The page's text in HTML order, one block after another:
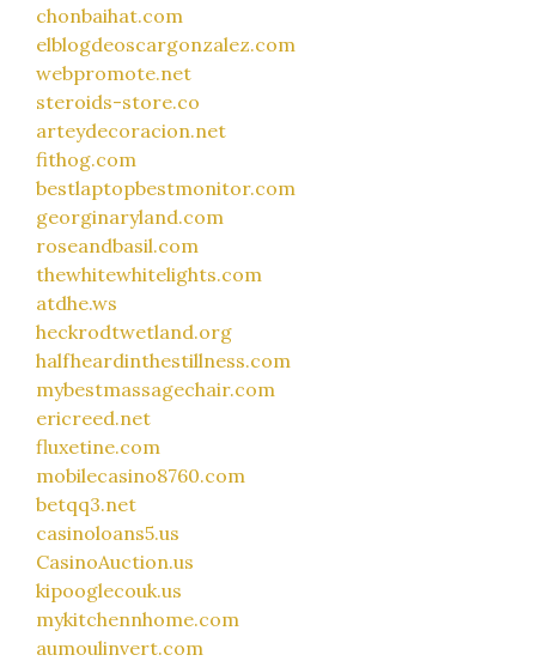
chonbaihat.com
elblogdeoscargonzalez.com
webpromote.net
steroids-store.co
arteydecoracion.net
fithog.com
bestlaptopbestmonitor.com
georginaryland.com
roseandbasil.com
thewhitewhitelights.com
atdhe.ws
heckrodtwetland.org
halfheardinthestillness.com
mybestmassagechair.com
ericreed.net
fluxetine.com
mobilecasino8760.com
betqq3.net
casinoloans5.us
CasinoAuction.us
kipooglecouk.us
mykitchennhome.com
aumoulinvert.com